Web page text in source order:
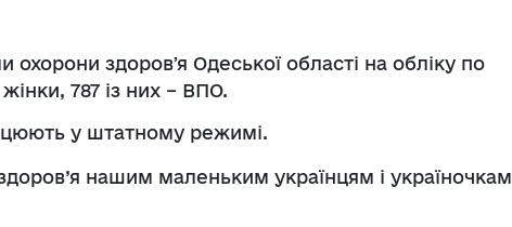
охорони здоровʼя Одеської області на обліку по
787 із них – ВПО.
у штатному режимі.
нашим маленьким українцям і україночкам